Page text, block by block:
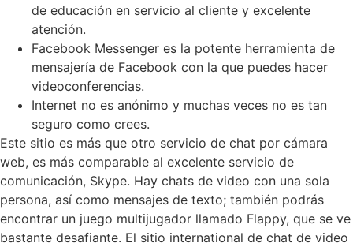
de educación en servicio al cliente y excelente
atención.
Facebook Messenger es la potente herramienta de
mensajería de Facebook con la que puedes hacer
videoconferencias.
Internet no es anónimo y muchas veces no es tan
seguro como crees.
Este sitio es más que otro servicio de chat por cámara
web, es más comparable al excelente servicio de
comunicación, Skype. Hay chats de video con una sola
persona, así como mensajes de texto; también podrás
encontrar un juego multijugador llamado Flappy, que se ve
bastante desafiante. El sitio international de chat de video